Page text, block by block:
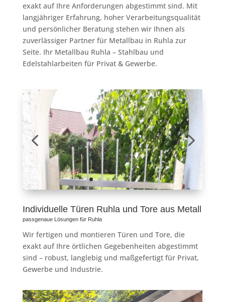
exakt auf Ihre Anforderungen abgestimmt sind. Mit
langjähriger Erfahrung, hoher Verarbeitungsqualität
und persönlicher Beratung stehen wir Ihnen als
zuverlässiger Partner für Metallbau in Ruhla zur
Seite. Ihr Metallbau Ruhla – Stahlbau und
Edelstahlarbeiten für Privat & Gewerbe.
Individuelle Türen Ruhla und Tore aus Metall
passgenaue Lösungen für Ruhla
Wir fertigen und montieren Türen und Tore, die
exakt auf Ihre örtlichen Gegebenheiten abgestimmt
sind – robust, langlebig und maßgefertigt für Privat,
Gewerbe und Industrie.